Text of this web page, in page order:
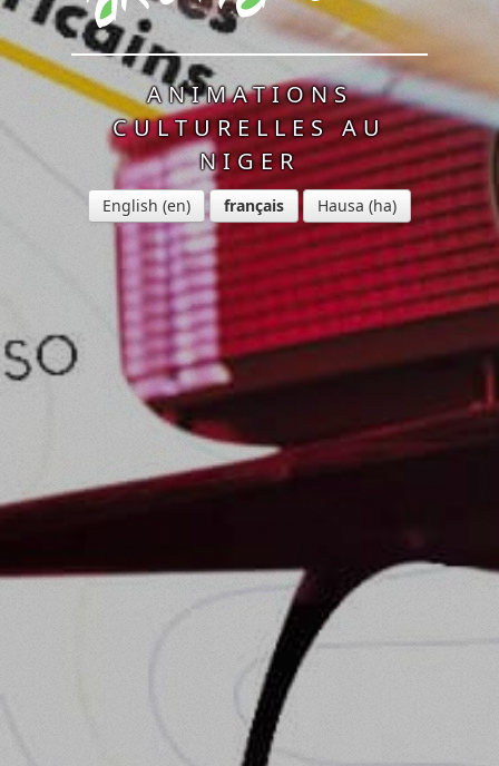
ANIMATIONS
CULTURELLES AU
NIGER
English français Hausa